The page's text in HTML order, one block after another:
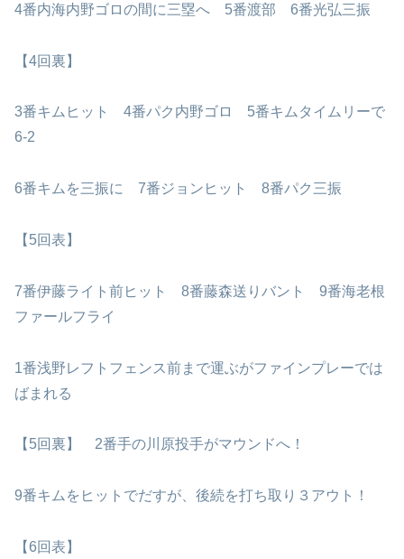
4番内海内野ゴロの間に三塁へ 5番渡部 6番光弘三振
【4回裏】
3番キムヒット 4番パク内野ゴロ 5番キムタイムリーで
6-2
6番キムを三振に 7番ジョンヒット 8番パク三振
【5回表】
7番伊藤ライト前ヒット 8番藤森送りバント 9番海老根
ファールフライ
1番浅野レフトフェンス前まで運ぶがファインプレーでは
ばまれる
【5回裏】 2番手の川原投手がマウンドへ！
9番キムをヒットでだすが、後続を打ち取り３アウト！
【6回表】